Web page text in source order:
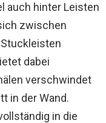
auch hinter Leisten
zwischen
dabei
verschwindet
in der Wand.
in die